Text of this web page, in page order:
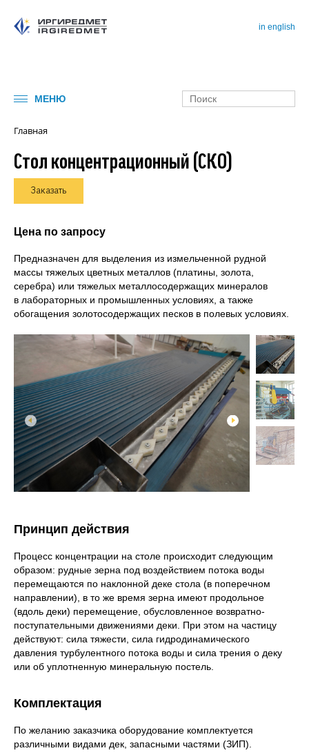
МЕНЮ
in english
Главная
Стол концентрационный (СКО)
Заказать
Цена по запросу
Предназначен для выделения из измельченной рудной
массы тяжелых цветных металлов (платины, золота,
серебра) или тяжелых металлосодержащих минералов
в лабораторных и промышленных условиях, а также
обогащения золотосодержащих песков в полевых условиях.
1 из 4
Принцип действия
Процесс концентрации на столе происходит следующим
образом: рудные зерна под воздействием потока воды
перемещаются по наклонной деке стола (в поперечном
направлении), в то же время зерна имеют продольное
(вдоль деки) перемещение, обусловленное возвратно-
поступательными движениями деки. При этом на частицу
действуют: сила тяжести, сила гидродинамического
давления турбулентного потока воды и сила трения о деку
или об уплотненную минеральную постель.
Комплектация
По желанию заказчика оборудование комплектуется
различными видами дек, запасными частями (ЗИП).
E-mail